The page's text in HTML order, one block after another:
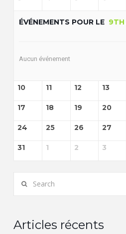
ÉVÉNEMENTS POUR LE 9TH
Aucun événement
10 11 12 13
17 18 19 20
24 25 26 27
31 1 2 3
Articles récents